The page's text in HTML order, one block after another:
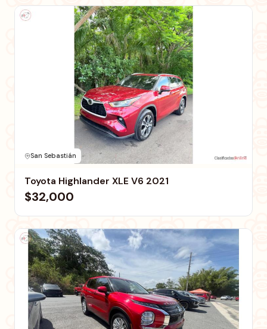
San Sebastián
Toyota Highlander XLE V6 2021
$32,000